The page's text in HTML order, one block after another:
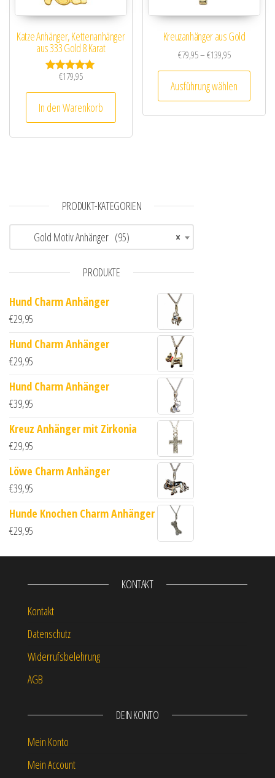
Katze Anhänger, Kettenanhänger
aus 333 Gold 8 Karat
Bewertet mit
€179,95
In den Warenkorb
Kreuzanhänger aus Gold
€79,95–€139,95Preisspanne:
Ausführung wählen
PRODUKT-KATEGORIEN
×
Gold Motiv Anhänger (95)
PRODUKTE
Hund Charm Anhänger
€29,95
Hund Charm Anhänger
€29,95
Hund Charm Anhänger
€39,95
Kreuz Anhänger mit Zirkonia
€29,95
Löwe Charm Anhänger
€39,95
Hunde Knochen Charm Anhänger
€29,95
KONTAKT
Kontakt
Datenschutz
Widerrufsbelehrung
AGB
DEIN KONTO
Mein Konto
Mein Account